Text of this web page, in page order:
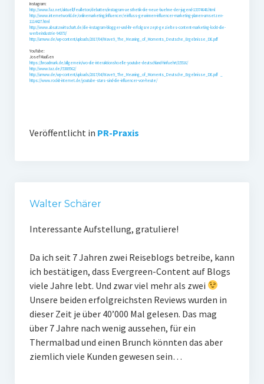
Instagram:
http://www.faz.net/aktuell/feuilleton/debatten/instagram-aesthetik-die-neue-buehne-der-jugend-13374648.html
http://www.internetworld.de/onlinemarketing/influencer/einfluss-gewinnen-influencer-marketing-planen-umsetzen-
1114427.html
http://www.absatzwirtschaft.de/die-instagram-blogger-und-ihr-erfolgsrezept-gezieltes-content-marketing-lockt-die-
werbeindustrie-94373/
http://umww.de/wp-content/uploads/2017/04/Wave9_The_Meaning_of_Moments_Deutsche_Ergebnisse_DE.pdf
YouTube:
Josef Maaßen
https://broadmark.de/allgemein/wo-die-interaktionshoelle-youtube-deutschland-hinfuehrt/15516/
http://www.taz.de/!5389562/
http://umww.de/wp-content/uploads/2017/04/Wave9_The_Meaning_of_Moments_Deutsche_Ergebnisse_DE.pdf _
https://www.rockit-internet.de/youtube-stars-sind-die-influencer-von-heute/
Veröffentlicht in PR-Praxis
Walter Schärer
Interessante Aufstellung, gratuliere!
Da ich seit 7 Jahren zwei Reiseblogs betreibe, kann
ich bestätigen, dass Evergreen-Content auf Blogs
viele Jahre lebt. Und zwar viel mehr als zwei
Unsere beiden erfolgreichsten Reviews wurden in
dieser Zeit je über 40’000 Mal gelesen. Das mag
über 7 Jahre nach wenig aussehen, für ein
Thermalbad und einen Brunch könnten das aber
ziemlich viele Kunden gewesen sein…